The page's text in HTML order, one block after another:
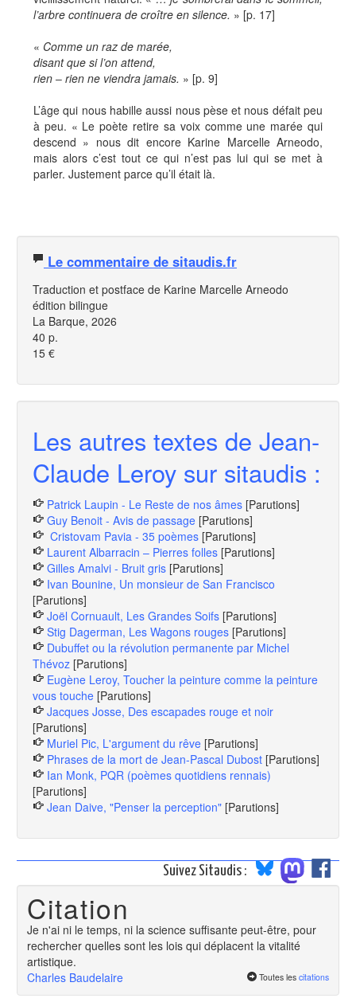
l’arbre continuera de croître en silence. » [p. 17]
« Comme un raz de marée,
disant que si l’on attend,
rien ‒ rien ne viendra jamais. » [p. 9]
L’âge qui nous habille aussi nous pèse et nous défait peu
à peu. « Le poète retire sa voix comme une marée qui
descend » nous dit encore Karine Marcelle Arneodo,
mais alors c’est tout ce qui n’est pas lui qui se met à
parler. Justement parce qu’il était là.
Le commentaire de sitaudis.fr
Traduction et postface de Karine Marcelle Arneodo
édition bilingue
La Barque, 2026
40 p.
15 €
Les autres textes de Jean-
Claude Leroy sur sitaudis :
Patrick Laupin - Le Reste de nos âmes [Parutions]
Guy Benoit - Avis de passage [Parutions]
Cristovam Pavia - 35 poèmes [Parutions]
Laurent Albarracin – Pierres folles [Parutions]
Gilles Amalvi - Bruit gris [Parutions]
Ivan Bounine, Un monsieur de San Francisco
[Parutions]
Joël Cornuault, Les Grandes Soifs [Parutions]
Stig Dagerman, Les Wagons rouges [Parutions]
Dubuffet ou la révolution permanente par Michel
Thévoz [Parutions]
Eugène Leroy, Toucher la peinture comme la peinture
vous touche [Parutions]
Jacques Josse, Des escapades rouge et noir
[Parutions]
Muriel Pic, L'argument du rêve [Parutions]
Phrases de la mort de Jean-Pascal Dubost [Parutions]
Ian Monk, PQR (poèmes quotidiens rennais)
[Parutions]
Jean Daive, "Penser la perception" [Parutions]
Suivez Sitaudis :
Citation
Je n'ai ni le temps, ni la science suffisante peut-être, pour
rechercher quelles sont les lois qui déplacent la vitalité
artistique.
Charles Baudelaire
Toutes les citations